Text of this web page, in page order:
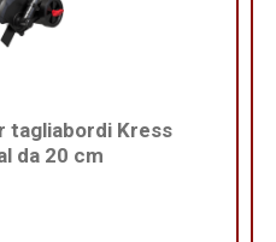
tagliabordi Kress
da 20 cm